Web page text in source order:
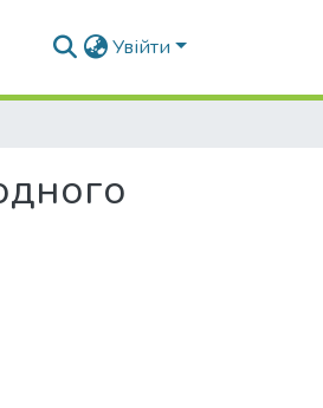
Увійти